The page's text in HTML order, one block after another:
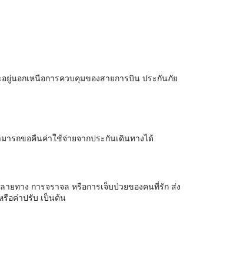
ยู่นอกเหนือการควบคุมของสายการบิน ประกันภัย
ารถขอคืนค่าใช้จ่ายจากประกันเดินทางได้
ยทาง การจราจล หรือการเจ็บป่วยของคนที่รัก ส่ง
รือค่าปรับ เป็นต้น